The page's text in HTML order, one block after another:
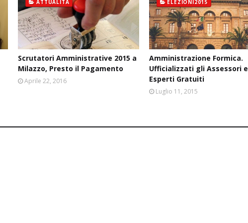
ATTUALITÀ
Scrutatori Amministrative 2015 a
Milazzo, Presto il Pagamento
Aprile 22, 2016
ELEZIONI2015
Amministrazione Formica.
Ufficializzati gli Assessori e
Esperti Gratuiti
Luglio 11, 2015